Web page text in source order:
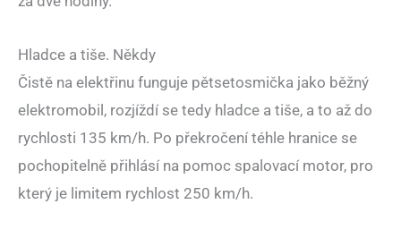
Hladce a tiše. Někdy
Čistě na elektřinu funguje pětsetosmička jako běžný
elektromobil, rozjíždí se tedy hladce a tiše, a to až do
rychlosti 135 km/h. Po překročení téhle hranice se
pochopitelně přihlásí na pomoc spalovací motor, pro
který je limitem rychlost 250 km/h.